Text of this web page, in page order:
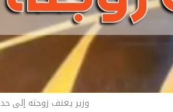
وزير يعنف زوجته إلى